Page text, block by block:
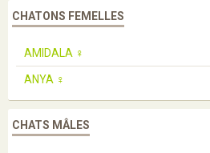
CHATONS FEMELLES
AMIDALA ♀️
ANYA ♀️
CHATS MÂLES